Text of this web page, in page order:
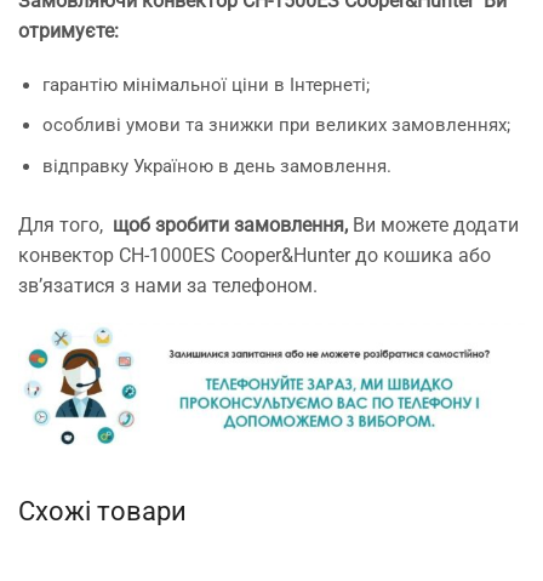
отримуєте:
гарантію мінімальної ціни в Інтернеті;
особливі умови та знижки при великих замовленнях;
відправку Україною в день замовлення.
Для того, щоб зробити замовлення, Ви можете додати
конвектор CH-1000ES Cooper&Hunter до кошика або
зв’язатися з нами за телефоном.
Схожі товари